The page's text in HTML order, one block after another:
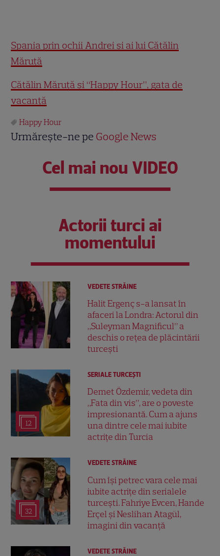
Spania prin ochii Andrei şi ai lui Cătălin
Măruţă
Cătălin Măruţă şi “Happy Hour”, gata de
vacanţă
Happy Hour
Urmărește-ne pe Google News
Cel mai nou VIDEO
Actorii turci ai
momentului
VEDETE STRĂINE
Halit Ergenç s-a lansat în
afaceri la Londra: Actorul din
„Suleyman Magnificul” a
deschis o rețea de plăcintării
turcești
12
SERIALE TURCEŞTI
Demet Özdemir, vedeta din
„Fata din vis”, are o poveste
impresionantă. Cum a ajuns
una dintre cele mai iubite
actrițe din Turcia
32
VEDETE STRĂINE
Cum își petrec vara cele mai
iubite actrițe din serialele
turcești. Fahriye Evcen, Hande
Erçel și Neslihan Atagül,
imagini din vacanță
VEDETE STRĂINE